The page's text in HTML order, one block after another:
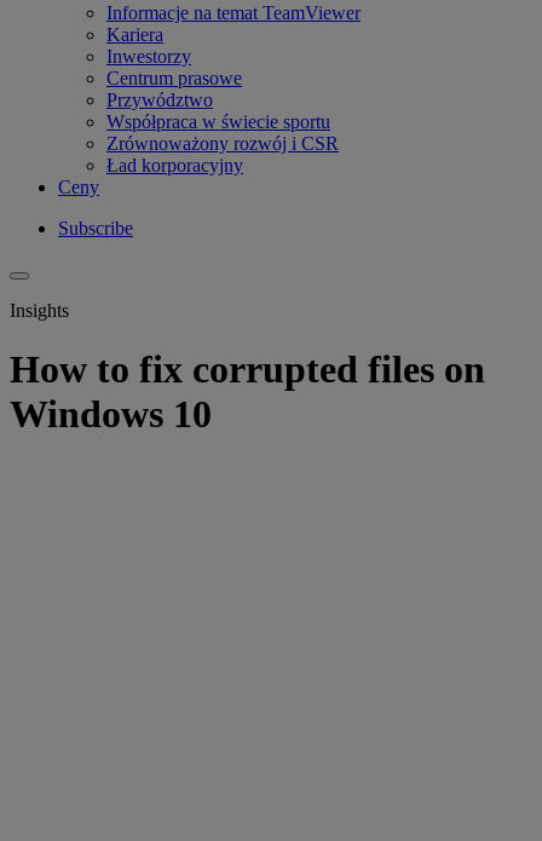
Informacje na temat TeamViewer
Kariera
Inwestorzy
Centrum prasowe
Przywództwo
Współpraca w świecie sportu
Zrównoważony rozwój i CSR
Ład korporacyjny
Ceny
Subscribe
Insights
How to fix corrupted files on
Windows 10